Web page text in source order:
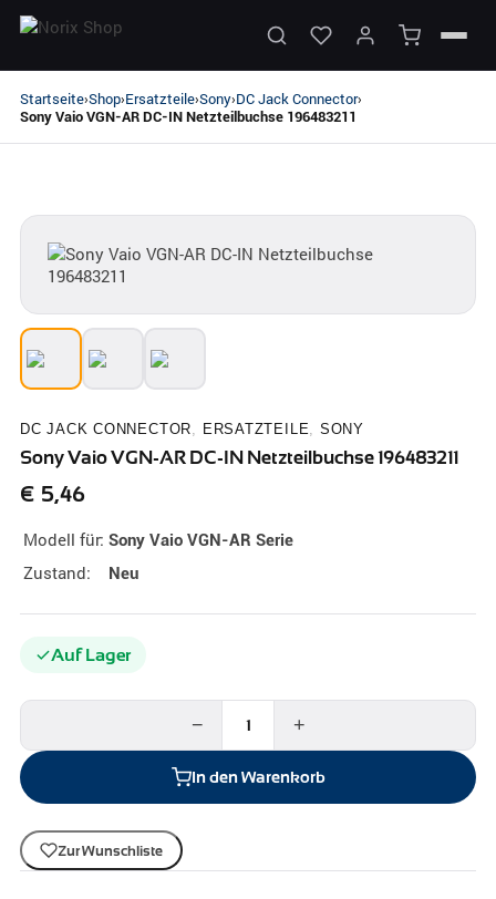
Startseite›Shop›Ersatzteile›Sony›DC Jack Connector›
Sony Vaio VGN-AR DC-IN Netzteilbuchse 196483211
DC JACK CONNECTOR, ERSATZTEILE, SONY
Sony Vaio VGN-AR DC-IN Netzteilbuchse 196483211
€ 5,46
Modell für: Sony Vaio VGN-AR Serie
Zustand: Neu
Auf Lager
− +
In den Warenkorb
Zur Wunschliste